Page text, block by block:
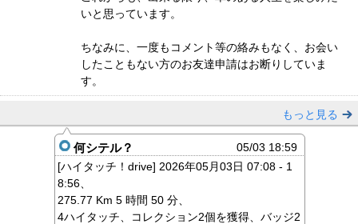
いと思っています。
ちなみに、一度もコメント等の絡みもなく、お会い
したこともない方のお友達申請はお断りしていま
す。
もっと見る
何シテル？
05/03 18:59
[ハイタッチ！drive] 2026年05月03日 07:08 - 1
8:56、
275.77 Km 5 時間 50 分、
4ハイタッチ、コレクション2個を獲得、バッジ2